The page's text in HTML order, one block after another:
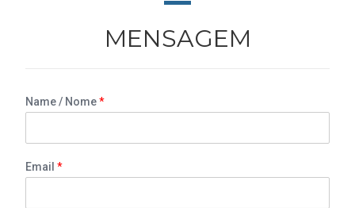
MENSAGEM
Name / Nome*
Email*